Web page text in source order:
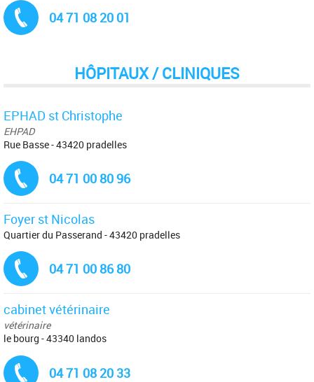
04 71 08 20 01
HÔPITAUX / CLINIQUES
EPHAD st Christophe
EHPAD
Rue Basse - 43420 pradelles
04 71 00 80 96
Foyer st Nicolas
Quartier du Passerand - 43420 pradelles
04 71 00 86 80
cabinet vétérinaire
vétérinaire
le bourg - 43340 landos
04 71 08 20 33